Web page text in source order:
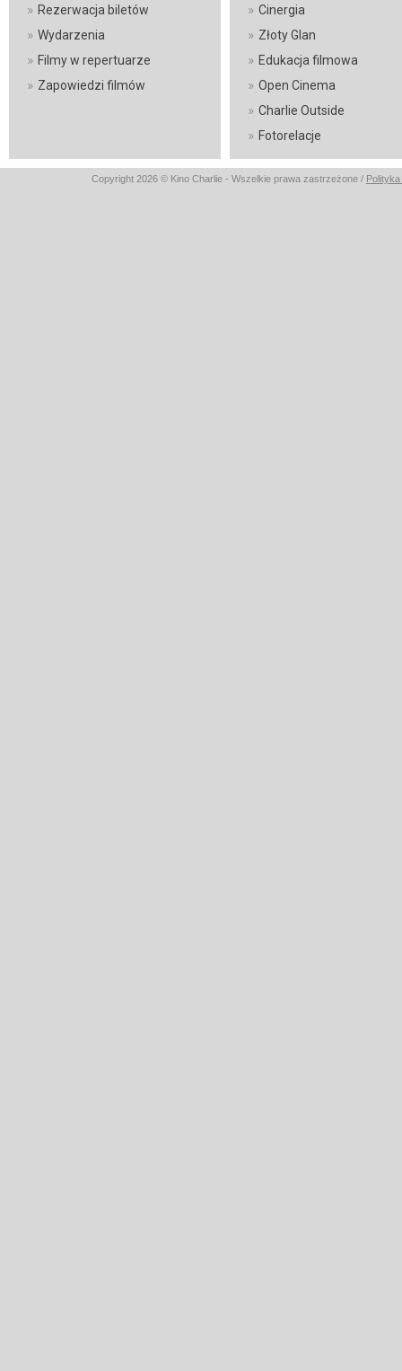
» Rezerwacja biletów
» Wydarzenia
» Filmy w repertuarze
» Zapowiedzi filmów
» Cinergia
» Złoty Glan
» Edukacja filmowa
» Open Cinema
» Charlie Outside
» Fotorelacje
Copyright 2026 © Kino Charlie - Wszelkie prawa zastrzeżone /